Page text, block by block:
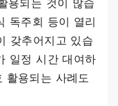
용되는 것이 많습
독주회 등이 열리
갖추어지고 있습
일정 시간 대여하
활용되는 사례도